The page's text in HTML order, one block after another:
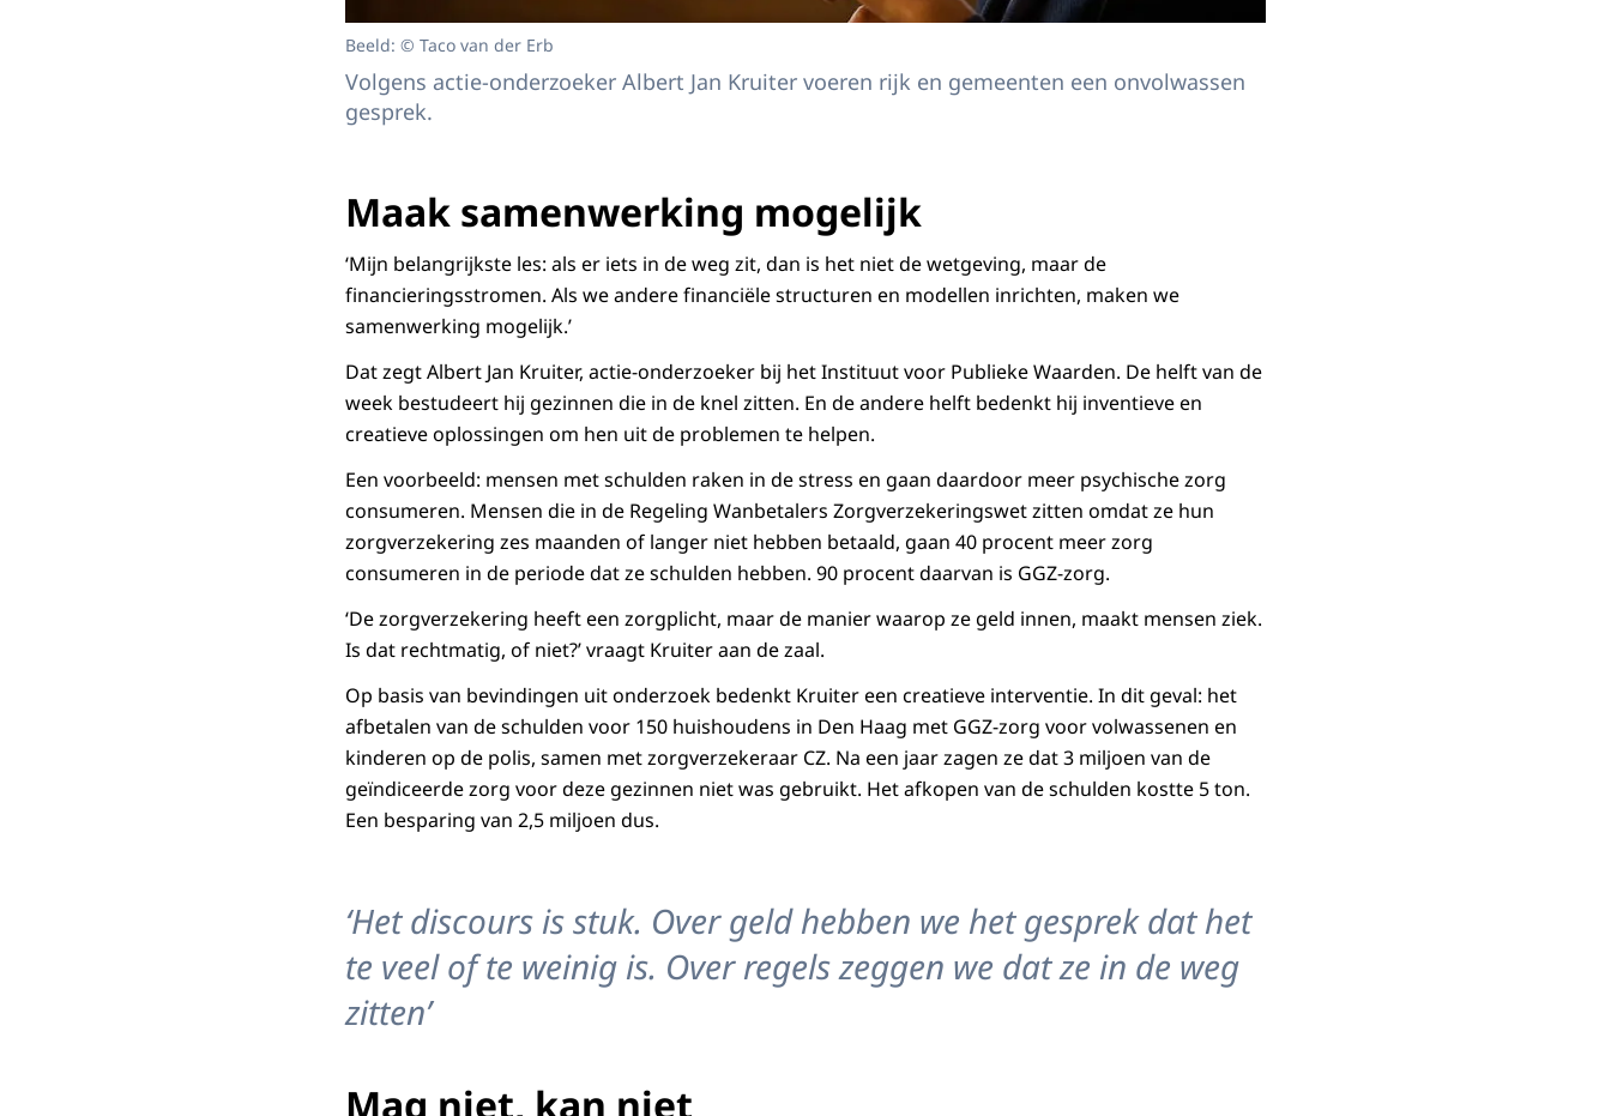
Beeld: © Taco van der Erb
Volgens actie-onderzoeker Albert Jan Kruiter voeren rijk en gemeenten een onvolwassen
gesprek.
Maak samenwerking mogelijk
‘Mijn belangrijkste les: als er iets in de weg zit, dan is het niet de wetgeving, maar de
financieringsstromen. Als we andere financiële structuren en modellen inrichten, maken we
samenwerking mogelijk.’
Dat zegt Albert Jan Kruiter, actie-onderzoeker bij het Instituut voor Publieke Waarden. De helft van de
week bestudeert hij gezinnen die in de knel zitten. En de andere helft bedenkt hij inventieve en
creatieve oplossingen om hen uit de problemen te helpen.
Een voorbeeld: mensen met schulden raken in de stress en gaan daardoor meer psychische zorg
consumeren. Mensen die in de Regeling Wanbetalers Zorgverzekeringswet zitten omdat ze hun
zorgverzekering zes maanden of langer niet hebben betaald, gaan 40 procent meer zorg
consumeren in de periode dat ze schulden hebben. 90 procent daarvan is GGZ-zorg.
‘De zorgverzekering heeft een zorgplicht, maar de manier waarop ze geld innen, maakt mensen ziek.
Is dat rechtmatig, of niet?’ vraagt Kruiter aan de zaal.
Op basis van bevindingen uit onderzoek bedenkt Kruiter een creatieve interventie. In dit geval: het
afbetalen van de schulden voor 150 huishoudens in Den Haag met GGZ-zorg voor volwassenen en
kinderen op de polis, samen met zorgverzekeraar CZ. Na een jaar zagen ze dat 3 miljoen van de
geïndiceerde zorg voor deze gezinnen niet was gebruikt. Het afkopen van de schulden kostte 5 ton.
Een besparing van 2,5 miljoen dus.
‘Het discours is stuk. Over geld hebben we het gesprek dat het
te veel of te weinig is. Over regels zeggen we dat ze in de weg
zitten’
Mag niet, kan niet